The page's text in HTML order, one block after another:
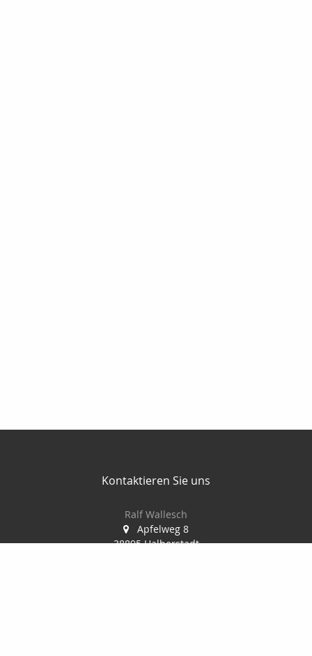
Kontaktieren Sie uns
Ralf Wallesch
Apfelweg 8
38895 Halberstadt